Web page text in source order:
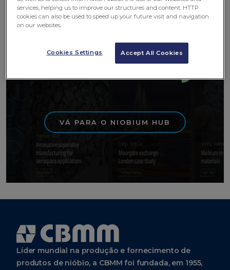
mais de 450 itens sobre o
VÁ PARA O NIOBIUM HUB
Líder mundial na produção e fornecimento de
produtos de nióbio, a CBMM foi fundada, em 1955,
services, helping us to improve our structures and content. HTTP
cookies can also be used to speed up your future visit and navigation
on our websites.
Accept All Cookies
Cookies Settings